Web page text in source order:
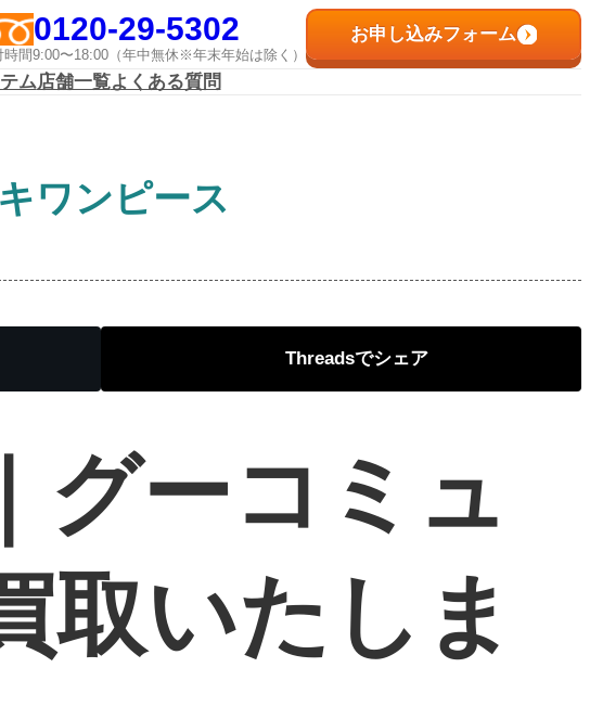
0120-29-5302
時間9:00〜18:00（年中無休※年末年始は除く）
お申し込みフォーム
ム店舗一覧よくある質問
ワンピース
Threads
グーコミュ
取いたしま